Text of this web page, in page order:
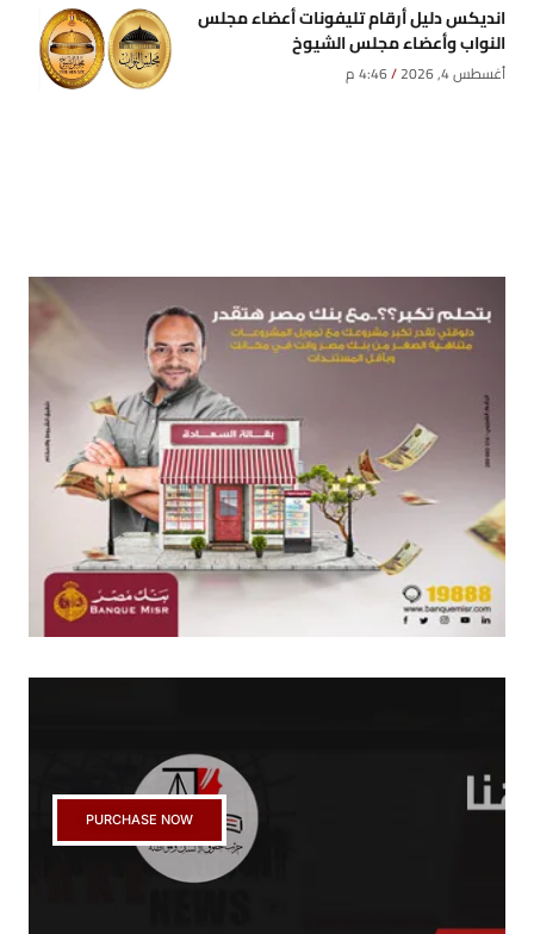
انديكس دليل أرقام تليفونات أعضاء مجلس
النواب وأعضاء مجلس الشيوخ
أغسطس 4, 2026
PURCHASE NOW